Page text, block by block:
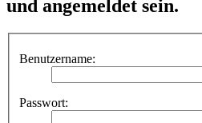
und angemeldet sein.
Benutzername:
Passwort: